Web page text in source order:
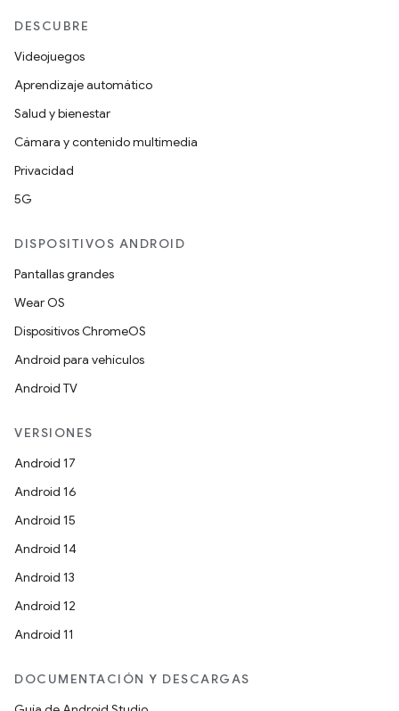
DESCUBRE
Videojuegos
Aprendizaje automático
Salud y bienestar
Cámara y contenido multimedia
Privacidad
5G
DISPOSITIVOS ANDROID
Pantallas grandes
Wear OS
Dispositivos ChromeOS
Android para vehículos
Android TV
VERSIONES
Android 17
Android 16
Android 15
Android 14
Android 13
Android 12
Android 11
DOCUMENTACIÓN Y DESCARGAS